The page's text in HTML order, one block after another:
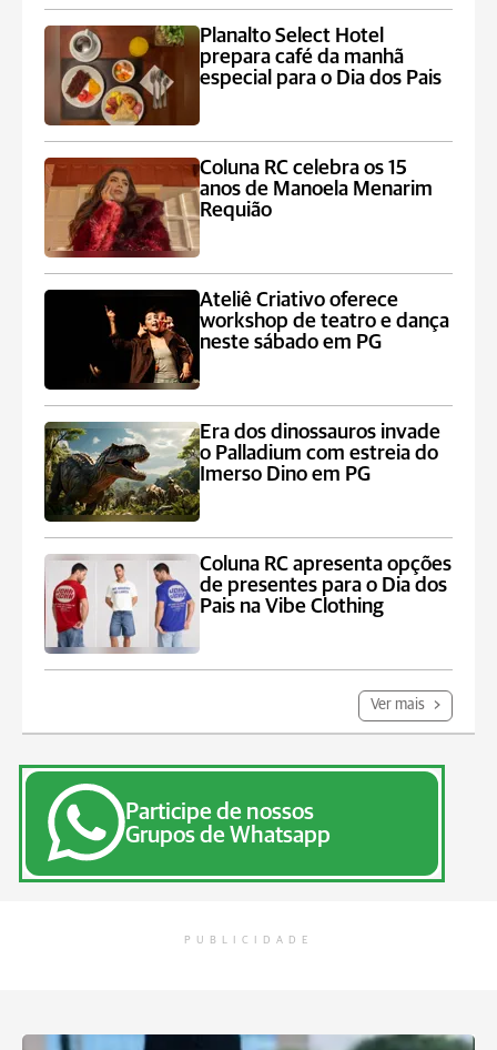
Planalto Select Hotel
prepara café da manhã
especial para o Dia dos Pais
Coluna RC celebra os 15
anos de Manoela Menarim
Requião
Ateliê Criativo oferece
workshop de teatro e dança
neste sábado em PG
Era dos dinossauros invade
o Palladium com estreia do
Imerso Dino em PG
Coluna RC apresenta opções
de presentes para o Dia dos
Pais na Vibe Clothing
Ver mais
Participe de nossos
Grupos de Whatsapp
PUBLICIDADE